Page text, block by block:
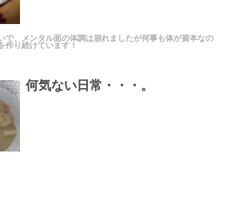
で、メンタル面の体調は崩れましたが何事も体が資本なの
作り続けています！
何気ない日常・・・。